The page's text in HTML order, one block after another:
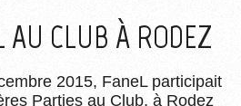
AU CLUB À RODEZ
2015, FaneL participait
Parties au Club, à Rodez